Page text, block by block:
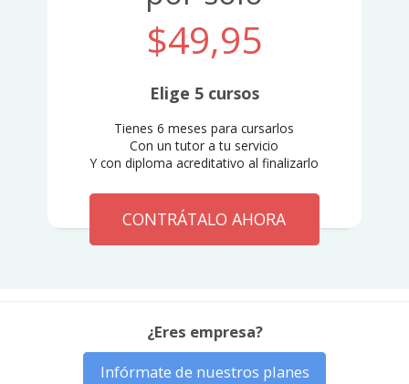
$49,95
Elige 5 cursos
Tienes 6 meses para cursarlos
Con un tutor a tu servicio
Y con diploma acreditativo al finalizarlo
CONTRÁTALO AHORA
¿Eres empresa?
Infórmate de nuestros planes